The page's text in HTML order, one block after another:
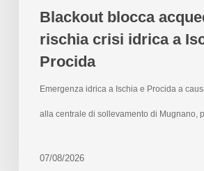
Blackout blocca
rischia crisi idrica a
Procida
Emergenza idrica a Ischia e Procida a
alla centrale di sollevamento di Mugnano,
07/08/2026